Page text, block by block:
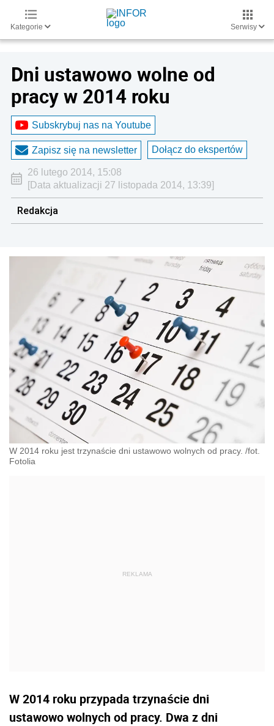
Kategorie Serwisy
Dni ustawowo wolne od
pracy w 2014 roku
Subskrybuj nas na Youtube
Zapisz się na newsletter Dołącz do ekspertów
26 lutego 2014, 15:08
[Data aktualizacji 27 listopada 2014, 13:39]
Redakcja
W 2014 roku jest trzynaście dni ustawowo wolnych od pracy. /fot.
Fotolia
W 2014 roku przypada trzynaście dni
ustawowo wolnych od pracy. Dwa z dni